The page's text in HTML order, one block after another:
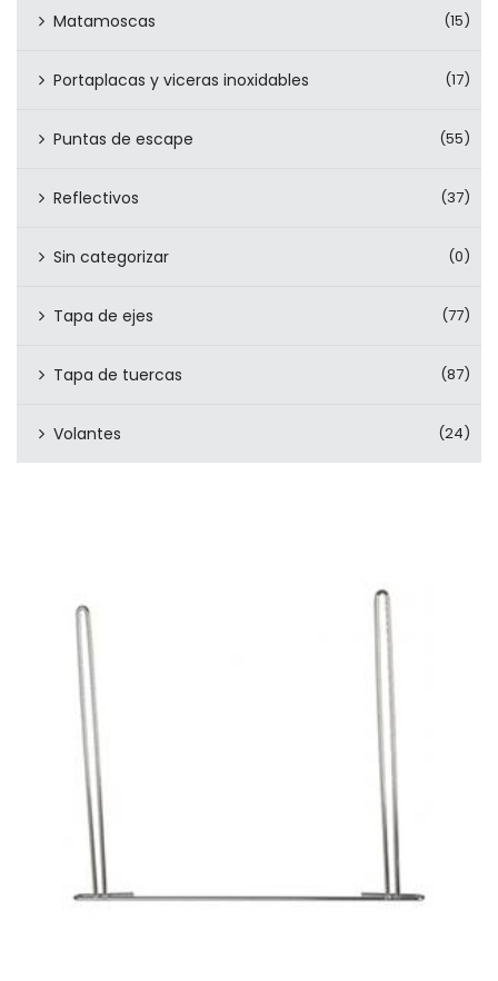
Matamoscas (15)
Portaplacas y viceras inoxidables (17)
Puntas de escape (55)
Reflectivos (37)
Sin categorizar (0)
Tapa de ejes (77)
Tapa de tuercas (87)
Volantes (24)